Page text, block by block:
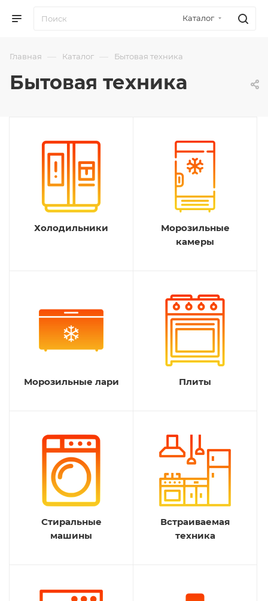
Каталог
Главная — Каталог — Бытовая техника
Бытовая техника
Холодильники
Морозильные
камеры
Морозильные лари Плиты
Стиральные
машины
Встраиваемая
техника